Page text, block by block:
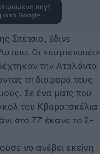
πηγή
Google
Σπέτσια, έδινε
Οι «παρτενοπέι»
την Αταλάντα
τη διαφορά τους
Σε ένα ματς που
του Κβαρατσκέλια
στο 77’ έκανε το 2-
να ανέβει εκείνη